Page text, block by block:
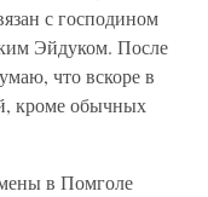
с господином
Эйдуком. После
что вскоре в
кроме обычных
в Помголе